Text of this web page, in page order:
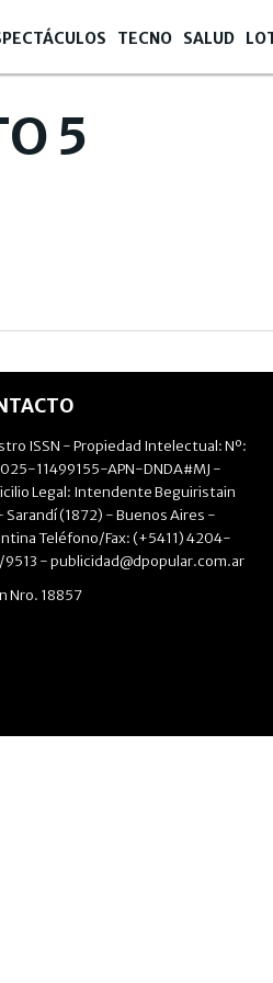
TECNO SALUD
5
ISSN - Propiedad Intelectual: Nº:
11499155-APN-DNDA#MJ -
Legal: Intendente Beguiristain
Sarandí (1872) - Buenos Aires -
Teléfono/Fax: (+5411) 4204-
9513 -publicidad@dpopular.com.ar
Nro. 18857